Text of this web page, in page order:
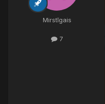
Mirstīgais
7